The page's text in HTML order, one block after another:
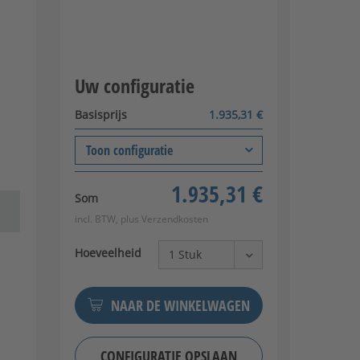
Uw configuratie
Basisprijs 1.935,31 €
Toon configuratie
wandelementen
deur
Kleurkeuze +0,00 €
RAL7016 Antracietgrijs
Som 1.935,31 €
incl. BTW, plus Verzendkosten
Hoeveelheid
NAAR DE WINKELWAGEN
CONFIGURATIE OPSLAAN